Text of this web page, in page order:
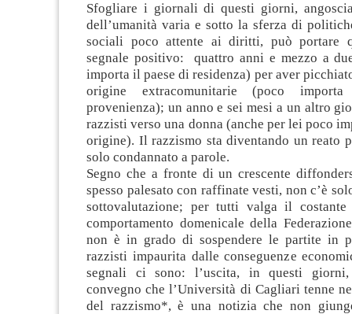
Sfogliare i giornali di questi giorni,
dell’umanità varia e sotto la sferza di
sociali poco attente ai diritti, può portare
segnale positivo: quattro anni e mezzo a
importa il paese di residenza) per aver
origine extracomunitarie (poco
provenienza); un anno e sei mesi a un altro
razzisti verso una donna (anche per lei poco
origine). Il razzismo sta diventando un reato
solo condannato a parole.
Segno che a fronte di un crescente
spesso palesato con raffinate vesti, non c’è
sottovalutazione; per tutti valga il costante
comportamento domenicale della
non è in grado di sospendere le partite in
razzisti impaurita dalle conseguenze
segnali ci sono: l’uscita, in questi
convegno che l’Università di Cagliari tenne
del razzismo*, è una notizia che non